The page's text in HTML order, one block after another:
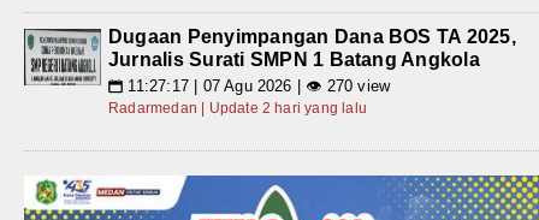
Dugaan Penyimpangan Dana BOS TA 2025,
Jurnalis Surati SMPN 1 Batang Angkola
📅 11:27:17 | 07 Agu 2026 | 👁 270 view
Radarmedan | Update 2 hari yang lalu